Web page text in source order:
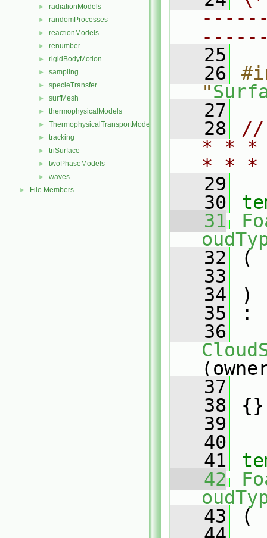
► radiationModels
► randomProcesses
► reactionModels
► renumber
► rigidBodyMotion
► sampling
► specieTransfer
► surfMesh
► thermophysicalModels
► ThermophysicalTransportModels
► tracking
► triSurface
► twoPhaseModels
► waves
► File Members
   25
   26
"
   27
   28
//
* * *
* *
   29
   30
   31
   32
(
   33
   34
)
   35
:
   36
   37
   38
{}
   39
   40
   41
   42
   43
(